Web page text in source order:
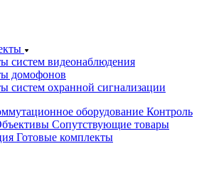
систем видеонаблюдения
домофонов
систем охранной сигнализации
оборудование Контроль
Сопутствующие товары
Готовые комплекты